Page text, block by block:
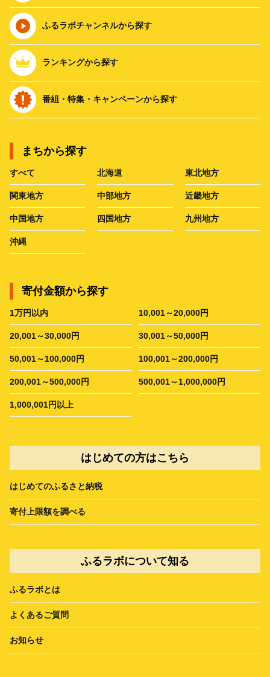
ふるラボチャンネルから探す
ランキングから探す
番組・特集・キャンペーンから探す
まちから探す
すべて 北海道 東北地方
関東地方 中部地方 近畿地方
中国地方 四国地方 九州地方
沖縄
寄付金額から探す
1万円以内 10,001～20,000円
20,001～30,000円 30,001～50,000円
50,001～100,000円 100,001～200,000円
200,001～500,000円 500,001～1,000,000円
1,000,001円以上
はじめての方はこちら
はじめてのふるさと納税
寄付上限額を調べる
ふるラボについて知る
ふるラボとは
よくあるご質問
お知らせ